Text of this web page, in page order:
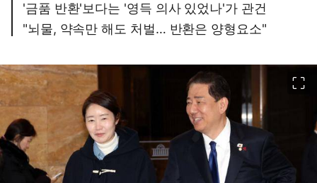
'금품 반환'보다는 '영득 의사 있었나'가 관건
"뇌물, 약속만 해도 처벌… 반환은 양형요소"